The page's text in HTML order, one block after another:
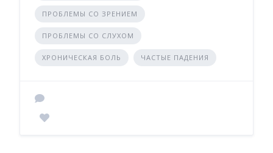
ПРОБЛЕМЫ СО ЗРЕНИЕМ
ПРОБЛЕМЫ СО СЛУХОМ
ХРОНИЧЕСКАЯ БОЛЬ ЧАСТЫЕ ПАДЕНИЯ